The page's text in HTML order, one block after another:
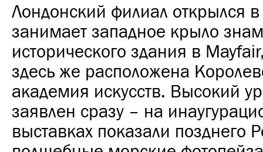
Лондонский филиал открылся
занимает западное крыло
исторического здания в
здесь же расположена
академия искусств. Высокий
заявлен сразу – на
выставках показали позднего